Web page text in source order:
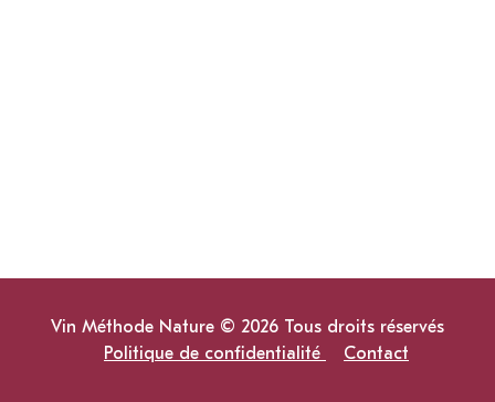
Vin Méthode Nature © 2026 Tous droits réservés
Politique de confidentialité
Contact